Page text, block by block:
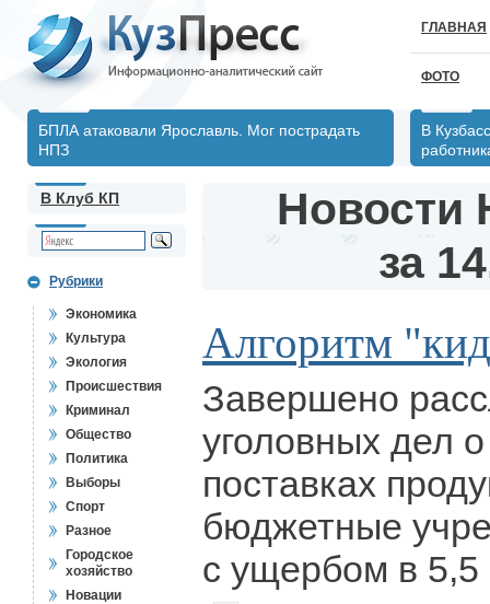
ГЛАВНАЯ
ФОТО
БПЛА атаковали Ярославль. Мог пострадать
НПЗ
В
В Клуб КП
Рубрики
Экономика
Культура
Экология
Происшествия
Криминал
Общество
Политика
Выборы
Спорт
Разное
Городское
хозяйство
Новации
Новости
за
Алгоритм
Завершено
уголовных дел
поставках
бюджетные
с ущербом в